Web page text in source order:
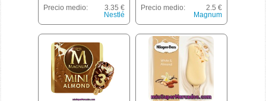
Precio medio:
3.35 €
Nestlé
Precio medio:
2.5 €
Magnum